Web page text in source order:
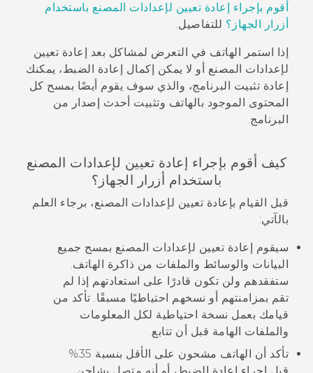
أقوم بإجراء إعادة تعيين لإعدادات المصنع باستخدام
أزرار الجهاز؟ للتفاصيل.
إذا استمر الهاتف في التعرض لمشاكل بعد إعادة تعيين
لإعدادات المصنع أو لا يمكن إكمال إعادة الضبط، يمكنك
إعادة تثبيت البرنامج، والذي سوف يقوم أيضًا بمسح كل
المحتوى الموجود بالهاتف وتثبيت أحدث إصدار من
البرنامج.
كيف أقوم بإجراء إعادة تعيين لإعدادات المصنع
باستخدام أزرار الجهاز؟
قبل القيام بإعادة تعيين لإعدادات المصنع، برجاء العلم
بالآتي:
سيقوم إعادة تعيين لإعدادات المصنع بمسح جميع
البيانات والوسائط والملفات من ذاكرة الهاتف.
ستفقدهم ولن تكون قادرًا على استعادتهم إذا لم
تقم بمزامنتهم أو نسخهم احتياطيًا مسبقًا. تأكد من
قيامك بعمل نسخة احتياطية لكل المعلومات
والملفات الهامة قبل أن تتابع.
تأكد أن الهاتف مشحون على الأقل بنسبة 35%